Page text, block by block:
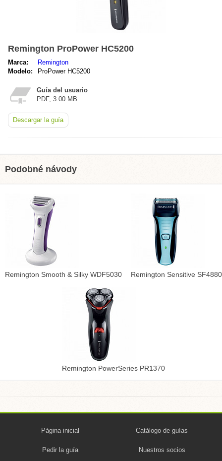
Remington ProPower HC5200
Marca:
Remington
Modelo:
ProPower HC5200
Guía del usuario
PDF, 3.00 MB
Descargar la guía
Podobné návody
Remington Smooth & Silky WDF5030 Remington Sensitive SF4880
Remington PowerSeries PR1370
Página inicial Catálogo de guías
Pedir la guía Nuestros socios